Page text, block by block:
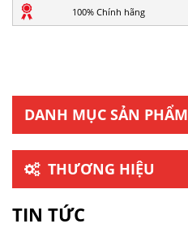
100% Chính hãng
DANH MỤC SẢN PHẨM
THƯƠNG HIỆU
TIN TỨC